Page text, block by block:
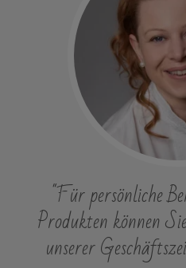
"Für persönliche
Produkten können
unserer